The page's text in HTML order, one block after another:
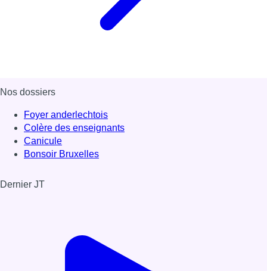
Nos dossiers
Foyer anderlechtois
Colère des enseignants
Canicule
Bonsoir Bruxelles
Dernier JT